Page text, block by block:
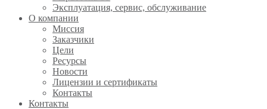
Эксплуатация, сервис, обслуживание
О компании
Миссия
Заказчики
Цели
Ресурсы
Новости
Лицензии и сертификаты
Контакты
Контакты